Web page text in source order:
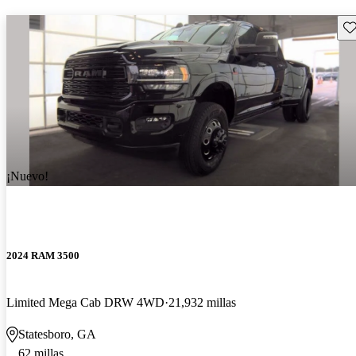
¡Nuevo!
2024 RAM 3500
Limited Mega Cab DRW 4WD 21,932 millas
Statesboro, GA